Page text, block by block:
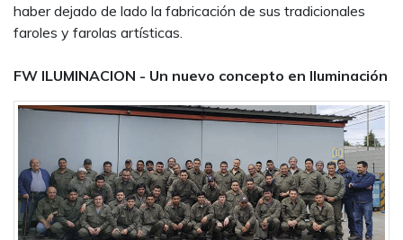
haber dejado de lado la fabricación de sus tradicionales
faroles y farolas artísticas.
FW ILUMINACION - Un nuevo concepto en Iluminación